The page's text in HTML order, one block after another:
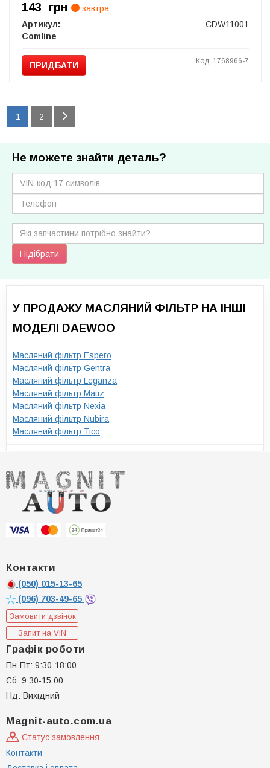
143 грн
завтра
Артикул:
CDW11001
Comline
ПРИДБАТИ Код: 1768966-7
1 2
Не можете знайти деталь?
Підібрати
У ПРОДАЖУ МАСЛЯНИЙ ФІЛЬТР НА ІНШІ
МОДЕЛІ DAEWOO
Масляний фільтр Espero
Масляний фільтр Gentra
Масляний фільтр Leganza
Масляний фільтр Matiz
Масляний фільтр Nexia
Масляний фільтр Nubira
Масляний фільтр Tico
Контакти
(050) 015-13-65
(096) 703-49-65
Замовити дзвінок
Запит на VIN
Графік роботи
Пн-Пт: 9:30-18:00
Сб: 9:30-15:00
Нд: Вихідний
Magnit-auto.com.ua
Статус замовлення
Контакти